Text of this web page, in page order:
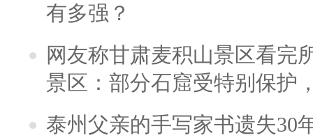
有多强？
网友称甘肃麦积山景区看完
景区：部分石窟受特别保护
泰州父亲的手写家书遗失30